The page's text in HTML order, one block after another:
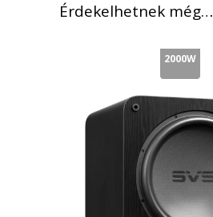
Érdekelhetnek még…
2000W